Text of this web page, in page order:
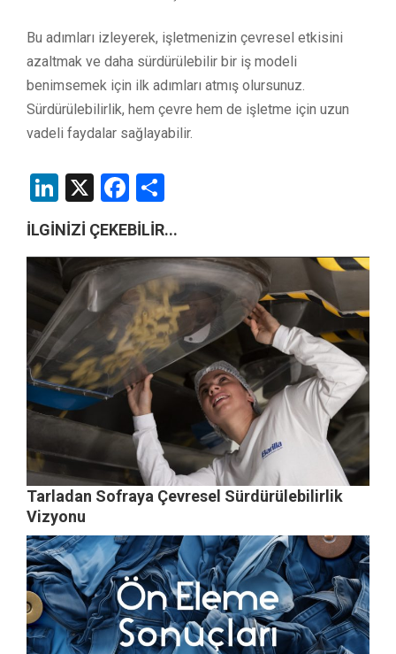
Bu adımları izleyerek, işletmenizin çevresel etkisini
azaltmak ve daha sürdürülebilir bir iş modeli
benimsemek için ilk adımları atmış olursunuz.
Sürdürülebilirlik, hem çevre hem de işletme için uzun
vadeli faydalar sağlayabilir.
LinkedIn
X Facebook
İLGİNİZİ ÇEKEBİLİR...
Tarladan Sofraya Çevresel Sürdürülebilirlik
Vizyonu